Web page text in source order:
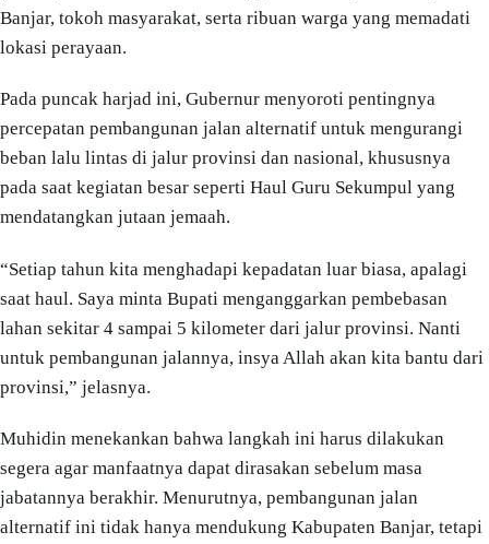
Banjar, tokoh masyarakat, serta ribuan warga yang memadati
lokasi perayaan.
Pada puncak harjad ini, Gubernur menyoroti pentingnya
percepatan pembangunan jalan alternatif untuk mengurangi
beban lalu lintas di jalur provinsi dan nasional, khususnya
pada saat kegiatan besar seperti Haul Guru Sekumpul yang
mendatangkan jutaan jemaah.
“Setiap tahun kita menghadapi kepadatan luar biasa, apalagi
saat haul. Saya minta Bupati menganggarkan pembebasan
lahan sekitar 4 sampai 5 kilometer dari jalur provinsi. Nanti
untuk pembangunan jalannya, insya Allah akan kita bantu dari
provinsi,” jelasnya.
Muhidin menekankan bahwa langkah ini harus dilakukan
segera agar manfaatnya dapat dirasakan sebelum masa
jabatannya berakhir. Menurutnya, pembangunan jalan
alternatif ini tidak hanya mendukung Kabupaten Banjar, tetapi